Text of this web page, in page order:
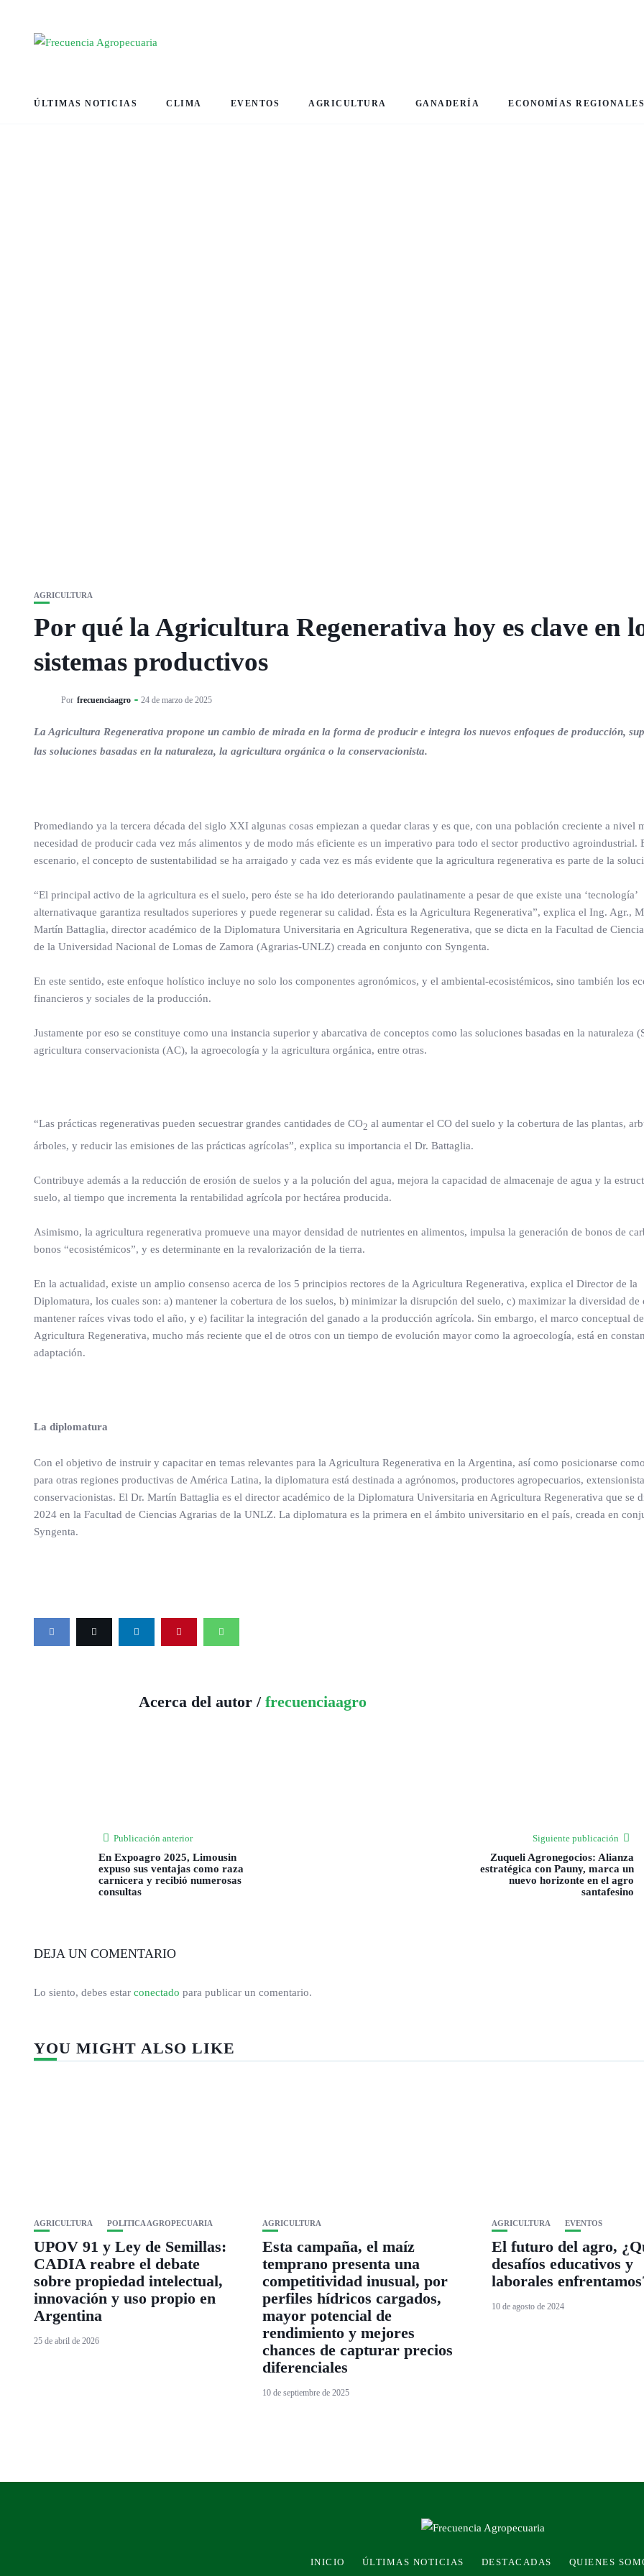
ÚLTIMAS NOTICIAS CLIMA EVENTOS AGRICULTURA GANADERÍA ECONOMÍAS REGIONALES
AGRICULTURA
Por qué la Agricultura Regenerativa hoy es clave en
sistemas productivos
Por frecuenciaagro 24 de marzo de 2025
La Agricultura Regenerativa propone un cambio de mirada en la forma de producir e integra los nuevos enfoques de producción,
las soluciones basadas en la naturaleza, la agricultura orgánica o la conservacionista.
Promediando ya la tercera década del siglo XXI algunas cosas empiezan a quedar claras y es que, con una población creciente a nivel
necesidad de producir cada vez más alimentos y de modo más eficiente es un imperativo para todo el sector productivo agroindustrial.
escenario, el concepto de sustentabilidad se ha arraigado y cada vez es más evidente que la agricultura regenerativa es parte de la
“El principal activo de la agricultura es el suelo, pero éste se ha ido deteriorando paulatinamente a pesar de que existe una ‘tecnología’
alternativaque garantiza resultados superiores y puede regenerar su calidad. Ésta es la Agricultura Regenerativa”, explica el Ing. Agr.,
Martín Battaglia, director académico de la Diplomatura Universitaria en Agricultura Regenerativa, que se dicta en la Facultad de
de la Universidad Nacional de Lomas de Zamora (Agrarias-UNLZ) creada en conjunto con Syngenta.
En este sentido, este enfoque holístico incluye no solo los componentes agronómicos, y el ambiental-ecosistémicos, sino también los
financieros y sociales de la producción.
Justamente por eso se constituye como una instancia superior y abarcativa de conceptos como las soluciones basadas en la naturaleza
agricultura conservacionista (AC), la agroecología y la agricultura orgánica, entre otras.
“Las prácticas regenerativas pueden secuestrar grandes cantidades de CO2 al aumentar el CO del suelo y la cobertura de las plantas,
árboles, y reducir las emisiones de las prácticas agrícolas”, explica su importancia el Dr. Battaglia.
Contribuye además a la reducción de erosión de suelos y a la polución del agua, mejora la capacidad de almacenaje de agua y la
suelo, al tiempo que incrementa la rentabilidad agrícola por hectárea producida.
Asimismo, la agricultura regenerativa promueve una mayor densidad de nutrientes en alimentos, impulsa la generación de bonos de
bonos “ecosistémicos”, y es determinante en la revalorización de la tierra.
En la actualidad, existe un amplio consenso acerca de los 5 principios rectores de la Agricultura Regenerativa, explica el Director de la
Diplomatura, los cuales son: a) mantener la cobertura de los suelos, b) minimizar la disrupción del suelo, c) maximizar la diversidad
mantener raíces vivas todo el año, y e) facilitar la integración del ganado a la producción agrícola. Sin embargo, el marco conceptual
Agricultura Regenerativa, mucho más reciente que el de otros con un tiempo de evolución mayor como la agroecología, está en
adaptación.
La diplomatura
Con el objetivo de instruir y capacitar en temas relevantes para la Agricultura Regenerativa en la Argentina, así como posicionarse
para otras regiones productivas de América Latina, la diplomatura está destinada a agrónomos, productores agropecuarios,
conservacionistas. El Dr. Martín Battaglia es el director académico de la Diplomatura Universitaria en Agricultura Regenerativa que se
2024 en la Facultad de Ciencias Agrarias de la UNLZ. La diplomatura es la primera en el ámbito universitario en el país, creada en
Syngenta.
Acerca del autor / frecuenciaagro
Publicación anterior
En Expoagro 2025, Limousin
expuso sus ventajas como raza
carnicera y recibió numerosas
consultas
Siguiente publicación
Zuqueli Agronegocios: Alianza
estratégica con Pauny, marca un
nuevo horizonte en el agro
santafesino
DEJA UN COMENTARIO
Lo siento, debes estar conectado para publicar un comentario.
YOU MIGHT ALSO LIKE
AGRICULTURA POLITICA AGROPECUARIA
UPOV 91 y Ley de Semillas:
CADIA reabre el debate
sobre propiedad intelectual,
innovación y uso propio en
Argentina
25 de abril de 2026
AGRICULTURA
Esta campaña, el maíz
temprano presenta una
competitividad inusual, por
perfiles hídricos cargados,
mayor potencial de
rendimiento y mejores
chances de capturar precios
diferenciales
10 de septiembre de 2025
AGRICULTURA EVENTOS
El futuro del agro,
desafíos educativos y
laborales
10 de agosto de 2024
INICIO ÚLTIMAS NOTICIAS DESTACADAS QUIENES